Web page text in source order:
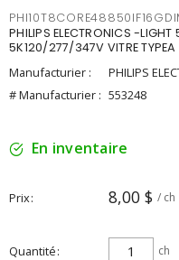
PHILIPS ELECTRONICS -
5K120/277/347V VITRE TYPEA
Manufacturier :
PHILIPS
# Manufacturier : 553248
En inventaire
Prix 8,00 $ / ch
Quantité ch